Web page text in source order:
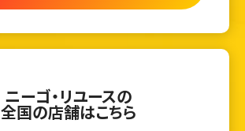
ニーゴ・リユースの
全国の店舗はこちら